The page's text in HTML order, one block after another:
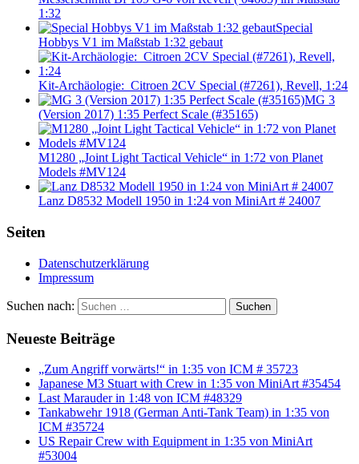
1:32
Special
Hobbys V1 im Maßstab 1:32 gebaut
Kit-Archäologie: Citroen 2CV Special (#7261), Revell, 1:24
MG 3
(Version 2017) 1:35 Perfect Scale (#35165)
M1280 „Joint Light Tactical Vehicle“ in 1:72 von Planet
Models #MV124
Lanz D8532 Modell 1950 in 1:24 von MiniArt # 24007
Seiten
Datenschutzerklärung
Impressum
Suchen nach: Suchen
Neueste Beiträge
„Zum Angriff vorwärts!“ in 1:35 von ICM # 35723
Japanese M3 Stuart with Crew in 1:35 von MiniArt #35454
Last Marauder in 1:48 von ICM #48329
Tankabwehr 1918 (German Anti-Tank Team) in 1:35 von
ICM #35724
US Repair Crew with Equipment in 1:35 von MiniArt
#53004